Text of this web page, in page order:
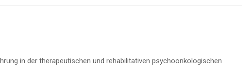
in der therapeutischen und rehabilitativen psychoonkologischen